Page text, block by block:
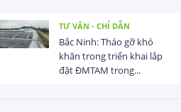
TƯ VẤN - CHỈ DẪN
Bắc Ninh: Tháo gỡ khó
khăn trong triển khai lắp
đặt ĐMTAM trong...